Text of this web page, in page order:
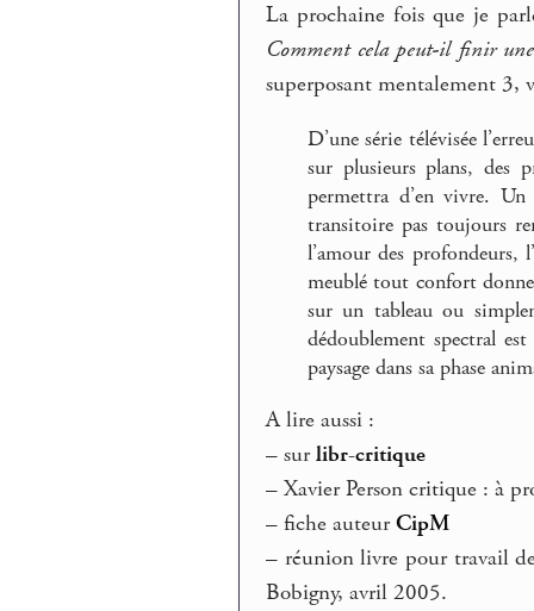
La prochaine fois que je
Comment cela peut-il finir
superposant mentalement 3,
D’une série télévisée
sur plusieurs plans, des
permettra d’en vivre.
transitoire pas toujours
l’amour des profondeurs,
meublé tout confort donne
sur un tableau ou
dédoublement spectral
paysage dans sa phase
A lire aussi :
– surlibr-critique
– Xavier Person critique : à
– fiche auteurCipM
– réunion livre pour travail
Bobigny, avril 2005.